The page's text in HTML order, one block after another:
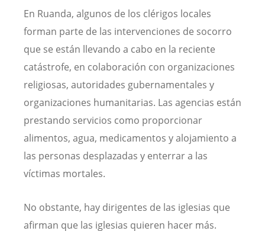
En Ruanda, algunos de los clérigos locales
forman parte de las intervenciones de socorro
que se están llevando a cabo en la reciente
catástrofe, en colaboración con organizaciones
religiosas, autoridades gubernamentales y
organizaciones humanitarias. Las agencias están
prestando servicios como proporcionar
alimentos, agua, medicamentos y alojamiento a
las personas desplazadas y enterrar a las
víctimas mortales.
No obstante, hay dirigentes de las iglesias que
afirman que las iglesias quieren hacer más.